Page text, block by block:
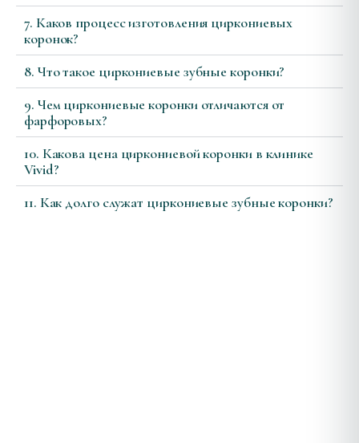
7. Каков процесс изготовления циркониевых
коронок?
8. Что такое циркониевые зубные коронки?
9. Чем циркониевые коронки отличаются от
фарфоровых?
10. Какова цена циркониевой коронки в клинике
Vivid?
11. Как долго служат циркониевые зубные коронки?